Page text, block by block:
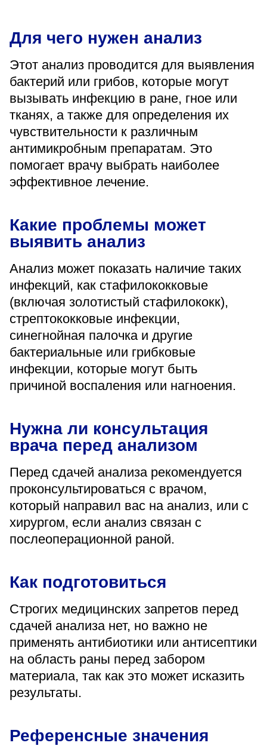
перерыв 12:00–12:30
Пятница
08:00–15:45
перерыв 12:00–12:30
Администратор
+7 (4742) 72-73-31
Для чего нужен анализ
Этот анализ проводится для выявления
бактерий или грибов, которые могут
вызывать инфекцию в ране, гное или
тканях, а также для определения их
чувствительности к различным
антимикробным препаратам. Это
помогает врачу выбрать наиболее
эффективное лечение.
Какие проблемы может
выявить анализ
Анализ может показать наличие таких
инфекций, как стафилококковые
(включая золотистый стафилококк),
стрептококковые инфекции,
синегнойная палочка и другие
бактериальные или грибковые
инфекции, которые могут быть
причиной воспаления или нагноения.
Нужна ли консультация
врача перед анализом
Перед сдачей анализа рекомендуется
проконсультироваться с врачом,
который направил вас на анализ, или с
хирургом, если анализ связан с
послеоперационной раной.
Как подготовиться
Строгих медицинских запретов перед
сдачей анализа нет, но важно не
применять антибиотики или антисептики
на область раны перед забором
материала, так как это может исказить
результаты.
Референсные значения